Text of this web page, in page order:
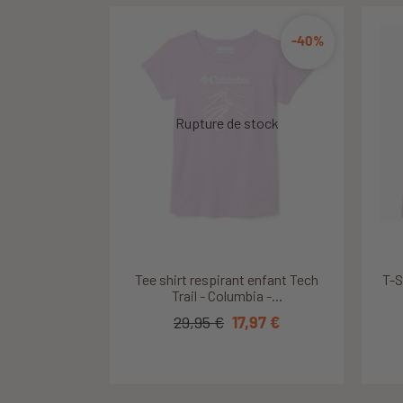
T-Shirt Limited Emission Junior
- Manches longues -...
-30%
29,95 € 20,97 €
Tee shirt respirant enfant Tech
Trail - Columbia -...
-40%
29,95 € 17,97 €
T-